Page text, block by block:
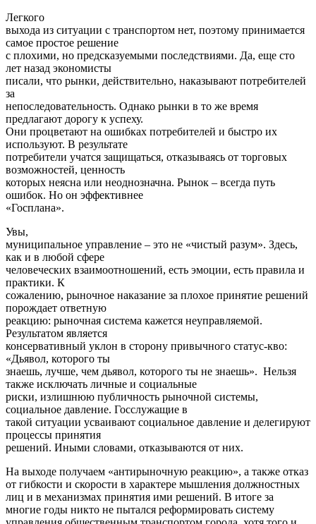
Легкого
выхода из ситуации с транспортом нет, поэтому принимается
самое простое решение
с плохими, но предсказуемыми последствиями. Да, еще сто
лет назад экономисты
писали, что рынки, действительно, наказывают потребителей
за
непоследовательность. Однако рынки в то же время
предлагают дорогу к успеху.
Они процветают на ошибках потребителей и быстро их
используют. В результате
потребители учатся защищаться, отказываясь от торговых
возможностей, ценность
которых неясна или неоднозначна. Рынок – всегда путь
ошибок. Но он эффективнее
«Госплана».
Увы,
муниципальное управление – это не «чистый разум». Здесь,
как и в любой сфере
человеческих взаимоотношений, есть эмоции, есть правила и
практики. К
сожалению, рыночное наказание за плохое принятие решений
порождает ответную
реакцию: рыночная система кажется неуправляемой.
Результатом является
консервативный уклон в сторону привычного статус-кво:
«Дьявол, которого ты
знаешь, лучше, чем дьявол, которого ты не знаешь». Нельзя
также исключать личные и социальные
риски, излишнюю публичность рыночной системы,
социальное давление. Госслужащие в
такой ситуации усваивают социальное давление и делегируют
процессы принятия
решений. Иными словами, отказываются от них.
На выходе получаем «антирыночную реакцию», а также отказ
от гибкости и скорости в характере мышления должностных
лиц и в механизмах принятия ими решений. В итоге за
многие годы никто не пытался реформировать систему